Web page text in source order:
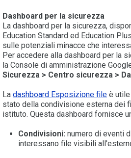
Dashboard per la sicurezza
La dashboard per la sicurezza,
Education Standard ed Education
sulle potenziali minacce che
Per accedere alla dashboard per la
la Console di amministrazione
Sicurezza > Centro sicurezza >
La dashboard Esposizione file è
stato della condivisione esterna dei
istituto. Questa dashboard fornisce
Condivisioni: numero di eventi
interessano file visibili